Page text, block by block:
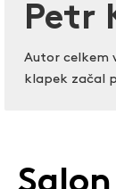
Petr
Autor celkem
klapek začal